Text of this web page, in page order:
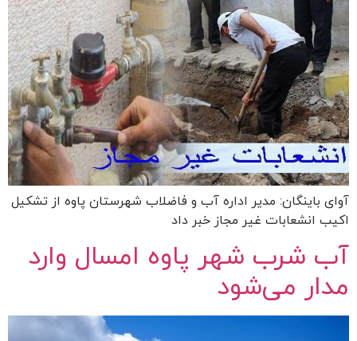
آوای باینگان: مدیر اداره آب و فاضلاب شهرستان پاوه از تشکیل
اکیب انشعابات غیر مجاز خبر داد
آب شرب شهر پاوه امسال وارد
مدار می‌شود